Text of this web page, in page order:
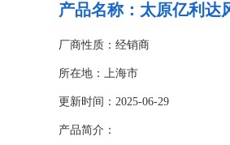
产品名称：太原亿利达
厂商性质：经销商
所在地：上海市
更新时间：2025-06-29
产品简介：